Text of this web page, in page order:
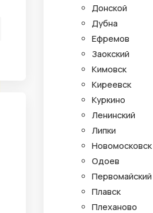
Донской
Дубна
Ефремов
Заокский
Кимовск
Киреевск
Куркино
Ленинский
Липки
Новомосковск
Одоев
Первомайский
Плавск
Плеханово